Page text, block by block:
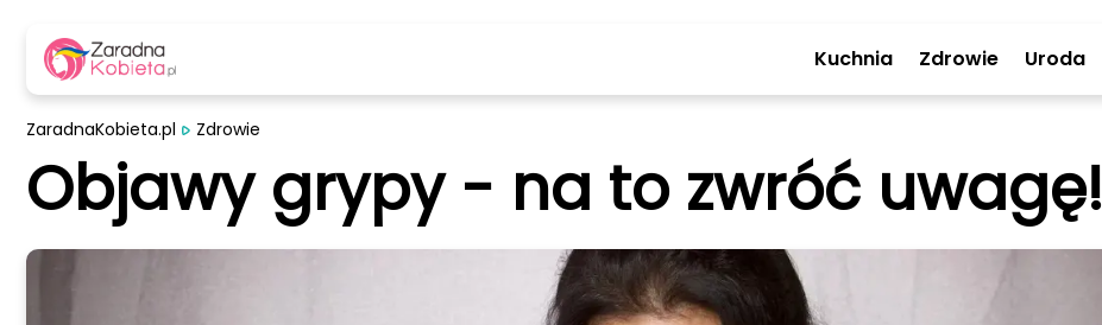
Kuchnia Zdrowie Uroda
ZaradnaKobieta.pl Zdrowie
Objawy grypy - na to zwróć uwagę!